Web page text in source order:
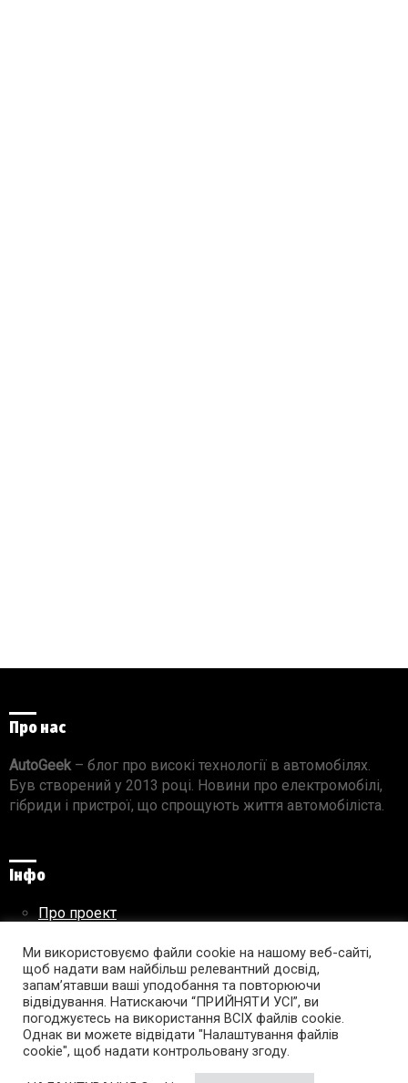
Про нас
AutoGeek– блог про високі технології в автомобілях.
Був створений у 2013 році. Новини про електромобілі,
гібриди і пристрої, що спрощують життя автомобіліста.
Інфо
Про проект
Правила використання матеріалів
Підпишись на AutoGeek!
facebooktwitter instagramyoutube tumblr linkedin
Ми використовуємо файли cookie на нашому веб-сайті,
щоб надати вам найбільш релевантний досвід,
запам’ятавши ваші уподобання та повторюючи
відвідування. Натискаючи “ПРИЙНЯТИ УСІ”, ви
погоджуєтесь на використання ВСІХ файлів cookie.
Однак ви можете відвідати "Налаштування файлів
cookie", щоб надати контрольовану згоду.